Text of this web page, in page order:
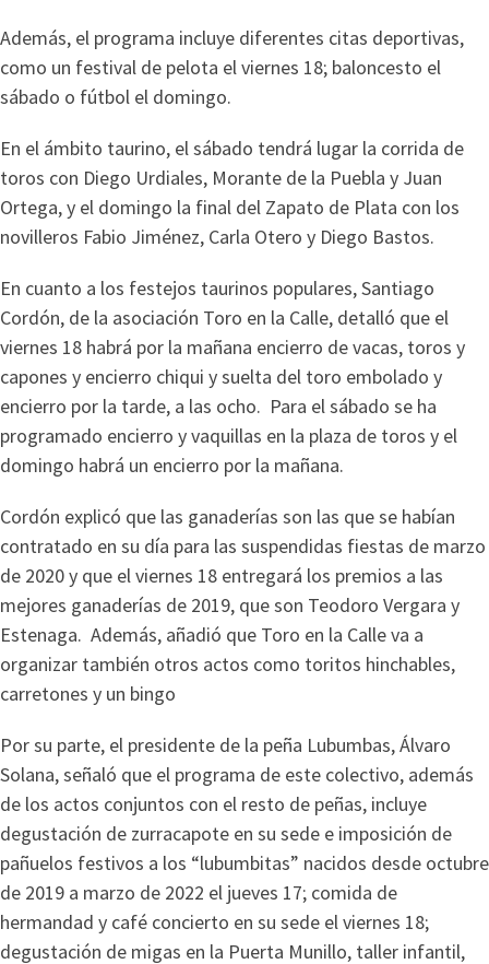
Además, el programa incluye diferentes citas deportivas,
como un festival de pelota el viernes 18; baloncesto el
sábado o fútbol el domingo.
En el ámbito taurino, el sábado tendrá lugar la corrida de
toros con Diego Urdiales, Morante de la Puebla y Juan
Ortega, y el domingo la final del Zapato de Plata con los
novilleros Fabio Jiménez, Carla Otero y Diego Bastos.
En cuanto a los festejos taurinos populares, Santiago
Cordón, de la asociación Toro en la Calle, detalló que el
viernes 18 habrá por la mañana encierro de vacas, toros y
capones y encierro chiqui y suelta del toro embolado y
encierro por la tarde, a las ocho. Para el sábado se ha
programado encierro y vaquillas en la plaza de toros y el
domingo habrá un encierro por la mañana.
Cordón explicó que las ganaderías son las que se habían
contratado en su día para las suspendidas fiestas de marzo
de 2020 y que el viernes 18 entregará los premios a las
mejores ganaderías de 2019, que son Teodoro Vergara y
Estenaga. Además, añadió que Toro en la Calle va a
organizar también otros actos como toritos hinchables,
carretones y un bingo
Por su parte, el presidente de la peña Lubumbas, Álvaro
Solana, señaló que el programa de este colectivo, además
de los actos conjuntos con el resto de peñas, incluye
degustación de zurracapote en su sede e imposición de
pañuelos festivos a los “lubumbitas” nacidos desde octubre
de 2019 a marzo de 2022 el jueves 17; comida de
hermandad y café concierto en su sede el viernes 18;
degustación de migas en la Puerta Munillo, taller infantil,